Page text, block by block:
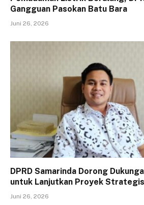
Gangguan Pasokan Batu Bara
Juni 26, 2026
DPRD Samarinda Dorong
untuk Lanjutkan Proyek Strategis
Juni 26, 2026